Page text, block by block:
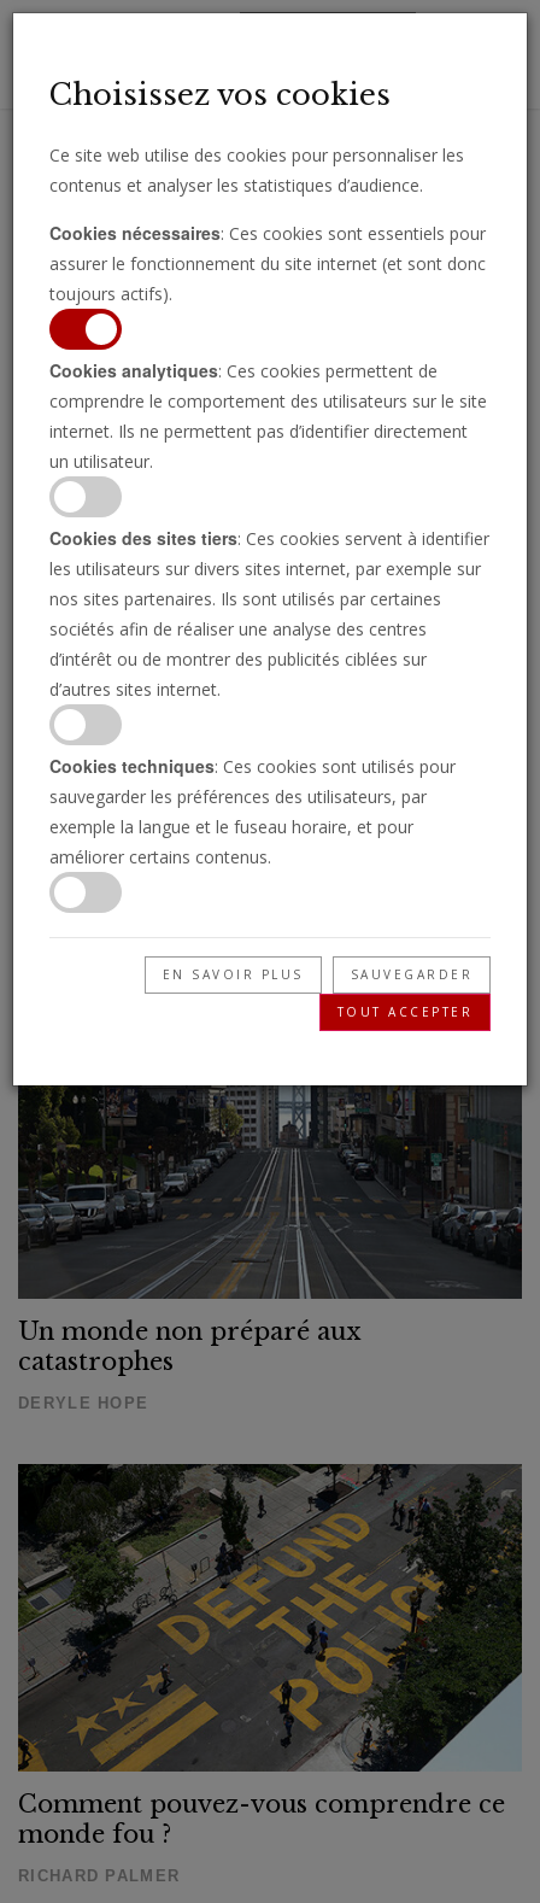
importantes directement par e-mail.
Société
« La destruction et le malheur sont sur
leur route »
Un monde non préparé aux
catastrophes
DERYLE HOPE
Comment pouvez-vous comprendre ce
monde fou ?
RICHARD PALMER
Choisissez vos cookies
Ce site web utilise des cookies pour personnaliser les
contenus et analyser les statistiques d’audience.
Cookies nécessaires: Ces cookies sont essentiels pour
assurer le fonctionnement du site internet (et sont donc
toujours actifs).
Cookies analytiques: Ces cookies permettent de
comprendre le comportement des utilisateurs sur le site
internet. Ils ne permettent pas d’identifier directement
un utilisateur.
Cookies des sites tiers: Ces cookies servent à identifier
les utilisateurs sur divers sites internet, par exemple sur
nos sites partenaires. Ils sont utilisés par certaines
sociétés afin de réaliser une analyse des centres
d’intérêt ou de montrer des publicités ciblées sur
d’autres sites internet.
Cookies techniques: Ces cookies sont utilisés pour
sauvegarder les préférences des utilisateurs, par
exemple la langue et le fuseau horaire, et pour
améliorer certains contenus.
EN SAVOIR PLUS SAUVEGARDER
TOUT ACCEPTER